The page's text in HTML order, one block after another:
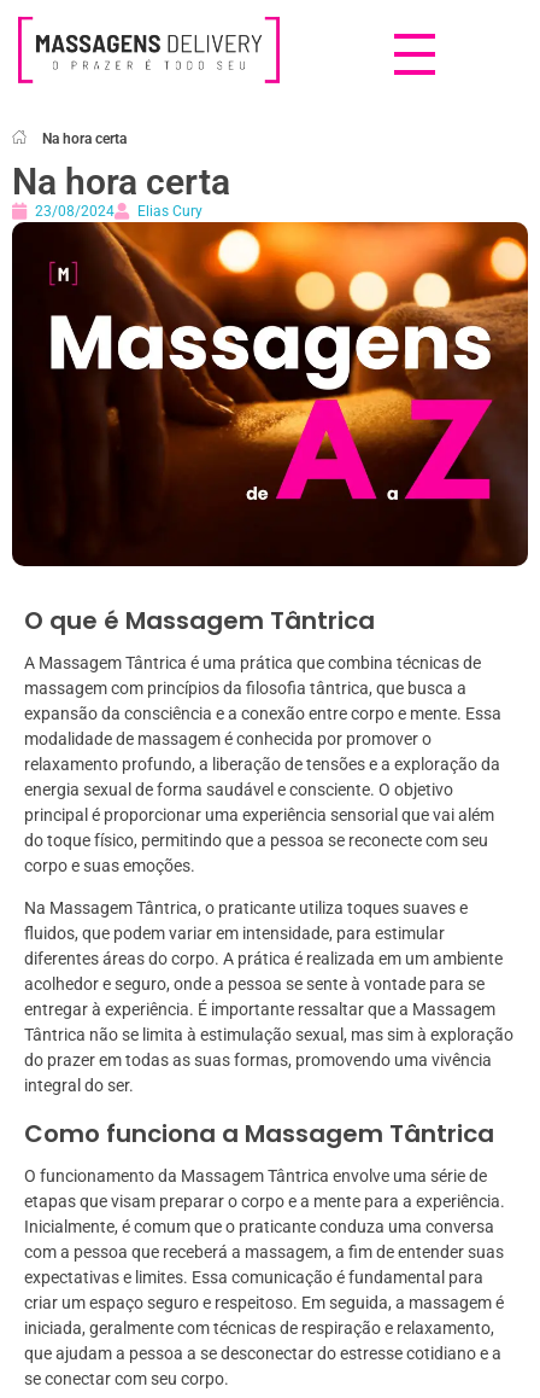
Na hora certa
Na hora certa
23/08/2024 Elias Cury
O que é Massagem Tântrica
A Massagem Tântrica é uma prática que combina técnicas de
massagem com princípios da filosofia tântrica, que busca a
expansão da consciência e a conexão entre corpo e mente. Essa
modalidade de massagem é conhecida por promover o
relaxamento profundo, a liberação de tensões e a exploração da
energia sexual de forma saudável e consciente. O objetivo
principal é proporcionar uma experiência sensorial que vai além
do toque físico, permitindo que a pessoa se reconecte com seu
corpo e suas emoções.
Na Massagem Tântrica, o praticante utiliza toques suaves e
fluidos, que podem variar em intensidade, para estimular
diferentes áreas do corpo. A prática é realizada em um ambiente
acolhedor e seguro, onde a pessoa se sente à vontade para se
entregar à experiência. É importante ressaltar que a Massagem
Tântrica não se limita à estimulação sexual, mas sim à exploração
do prazer em todas as suas formas, promovendo uma vivência
integral do ser.
Como funciona a Massagem Tântrica
O funcionamento da Massagem Tântrica envolve uma série de
etapas que visam preparar o corpo e a mente para a experiência.
Inicialmente, é comum que o praticante conduza uma conversa
com a pessoa que receberá a massagem, a fim de entender suas
expectativas e limites. Essa comunicação é fundamental para
criar um espaço seguro e respeitoso. Em seguida, a massagem é
iniciada, geralmente com técnicas de respiração e relaxamento,
que ajudam a pessoa a se desconectar do estresse cotidiano e a
se conectar com seu corpo.